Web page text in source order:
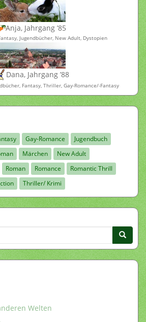
Anja, Jahrgang ’85
Jugendbücher, New Adult, Dystopien
Dana, Jahrgang ’88
Fantasy, Thriller, Gay-Romance/-Fantasy
Gay-Romance
Jugendbuch
Märchen
New Adult
Roman Romance
Romantic Thrill
Thriller/ Krimi
Welten